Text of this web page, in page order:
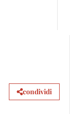
condividi